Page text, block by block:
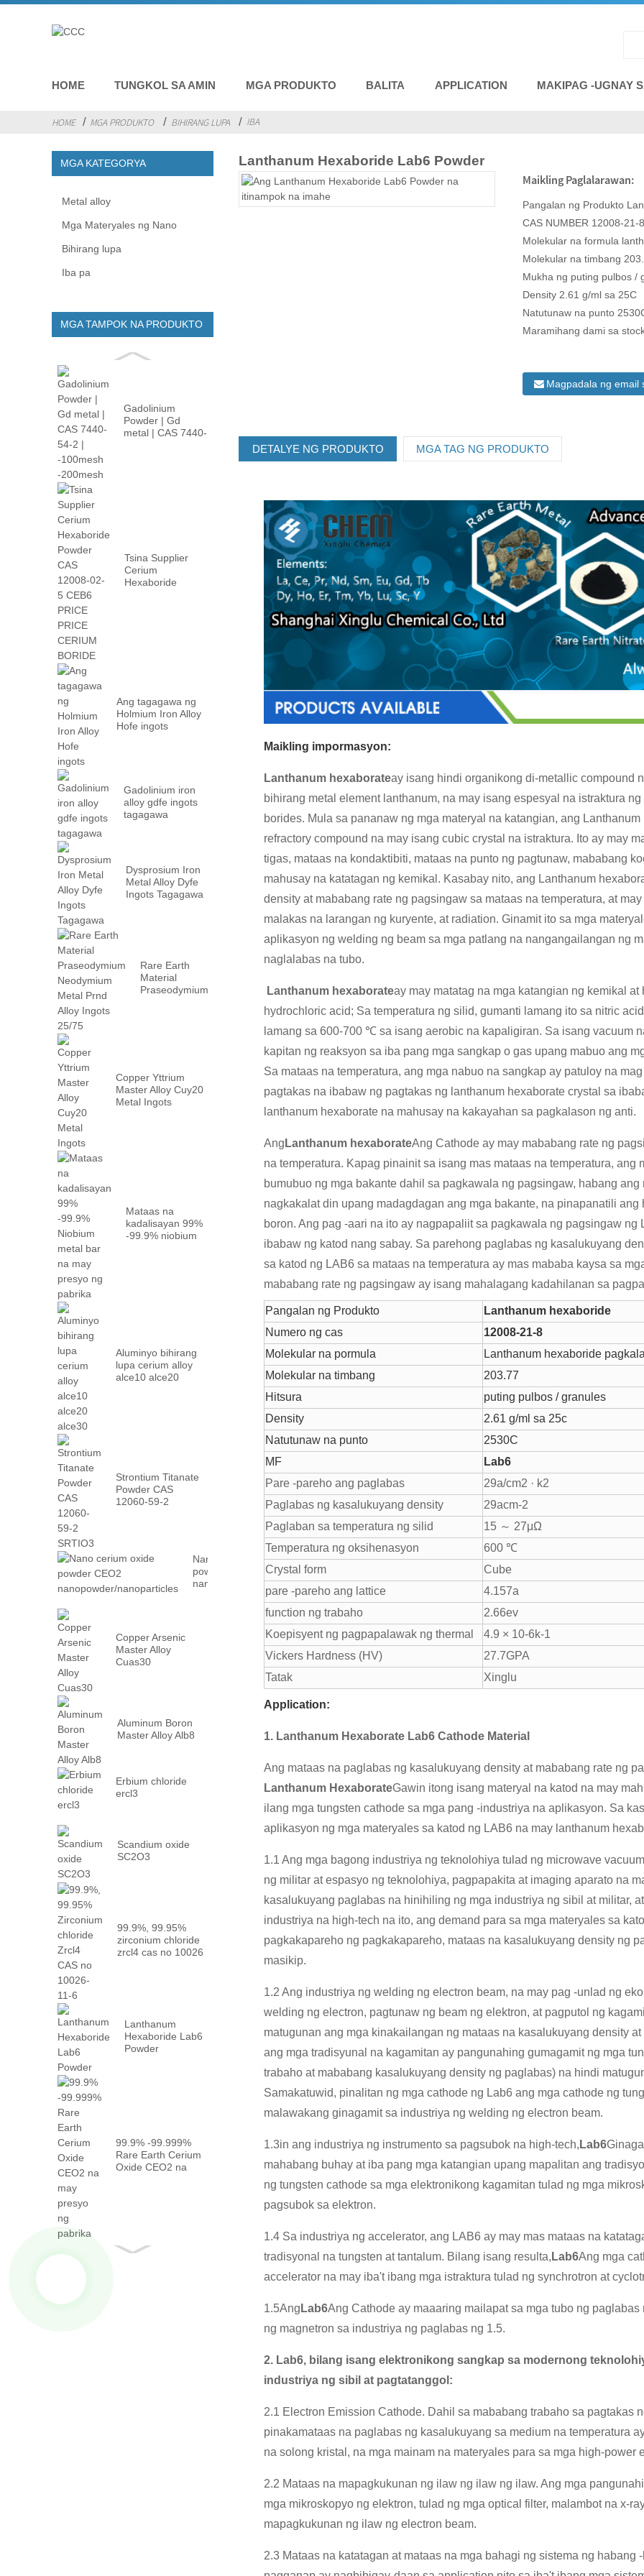
HOME TUNGKOL SA AMIN MGA PRODUKTO BALITA APPLICATION MAKIPAG -UGNAY
HOME MGA PRODUKTO BIHIRANG LUPA IBA
MGA KATEGORYA
Metal alloy
Mga Materyales ng Nano
Bihirang lupa
Iba pa
MGA TAMPOK NA PRODUKTO
Gadolinium
Powder | Gd
metal | CAS 7440-
Tsina Supplier
Cerium
Hexaboride
Ang tagagawa ng
Holmium Iron Alloy
Hofe ingots
Gadolinium iron
alloy gdfe ingots
tagagawa
Dysprosium Iron
Metal Alloy Dyfe
Ingots Tagagawa
Rare Earth
Material
Praseodymium
Copper Yttrium
Master Alloy Cuy20
Metal Ingots
Mataas na
kadalisayan 99%
-99.9% niobium
Aluminyo bihirang
lupa cerium alloy
alce10 alce20
Strontium Titanate
Powder CAS
12060-59-2
Nano cerium oxide
powder CEO2
nanopowder/nanoparticles
Copper Arsenic
Master Alloy
Cuas30
Aluminum Boron
Master Alloy Alb8
Erbium chloride
ercl3
Scandium oxide
SC2O3
99.9%, 99.95%
zirconium chloride
zrcl4 cas no 10026
Lanthanum
Hexaboride Lab6
Powder
99.9% -99.999%
Rare Earth Cerium
Oxide CEO2 na
Lanthanum Hexaboride Lab6 Powder
Maikling Paglalarawan:
Pangalan ng Produkto
CAS NUMBER 12008-21-
Molekular na formula
Molekular na timbang
Mukha ng puting pulbos /
Density 2.61 g/ml sa 25C
Natutunaw na punto
Maramihang dami sa
Magpadala ng email
DETALYE NG PRODUKTO MGA TAG NG PRODUKTO
Maikling impormasyon:
Lanthanum hexaborateay isang hindi organikong di-metallic compound
bihirang metal element lanthanum, na may isang espesyal na istraktura
borides. Mula sa pananaw ng mga materyal na katangian, ang
refractory compound na may isang cubic crystal na istraktura. Ito ay may
tigas, mataas na kondaktibiti, mataas na punto ng pagtunaw, mababang
mahusay na katatagan ng kemikal. Kasabay nito, ang Lanthanum
density at mababang rate ng pagsingaw sa mataas na temperatura, at
malakas na larangan ng kuryente, at radiation. Ginamit ito sa mga
aplikasyon ng welding ng beam sa mga patlang na nangangailangan ng
naglalabas na tubo.
Lanthanum hexaborateay may matatag na mga katangian ng kemikal
hydrochloric acid; Sa temperatura ng silid, gumanti lamang ito sa nitric
lamang sa 600-700 ℃ sa isang aerobic na kapaligiran. Sa isang vacuum
kapitan ng reaksyon sa iba pang mga sangkap o gas upang mabuo ang
Sa mataas na temperatura, ang mga nabuo na sangkap ay patuloy na
pagtakas na ibabaw ng pagtakas ng lanthanum hexaborate crystal sa
lanthanum hexaborate na mahusay na kakayahan sa pagkalason ng anti.
Ang Lanthanum hexaborateAng Cathode ay may mababang rate ng
na temperatura. Kapag pinainit sa isang mas mataas na temperatura,
bumubuo ng mga bakante dahil sa pagkawala ng pagsingaw, habang
nagkakalat din upang madagdagan ang mga bakante, na pinapanatili
boron. Ang pag -aari na ito ay nagpapaliit sa pagkawala ng pagsingaw
ibabaw ng katod nang sabay. Sa parehong paglabas ng kasalukuyang
sa katod ng LAB6 sa mataas na temperatura ay mas mababa kaysa sa
mababang rate ng pagsingaw ay isang mahalagang kadahilanan sa
Pangalan ng Produkto
Lanthanum hexaboride
Numero ng cas
12008-21-8
Molekular na pormula
Lanthanum hexaboride
Molekular na timbang
203.77
Hitsura
puting pulbos / granules
Density
2.61 g/ml sa 25c
Natutunaw na punto
2530C
MF
Lab6
Pare -pareho ang paglabas
29a/cm2 · k2
Paglabas ng kasalukuyang density
29acm-2
Paglaban sa temperatura ng silid
15 ～ 27μΩ
Temperatura ng oksihenasyon
600 ℃
Crystal form
Cube
pare -pareho ang lattice
4.157a
function ng trabaho
2.66ev
Koepisyent ng pagpapalawak ng thermal
4.9 × 10-6k-1
Vickers Hardness (HV)
27.7GPA
Tatak
Xinglu
Application:
1. Lanthanum Hexaborate Lab6 Cathode Material
Ang mataas na paglabas ng kasalukuyang density at mababang rate ng
Lanthanum HexaborateGawin itong isang materyal na katod na may
ilang mga tungsten cathode sa mga pang -industriya na aplikasyon. Sa
aplikasyon ng mga materyales sa katod ng LAB6 na may lanthanum
1.1 Ang mga bagong industriya ng teknolohiya tulad ng microwave
ng militar at espasyo ng teknolohiya, pagpapakita at imaging aparato na
kasalukuyang paglabas na hinihiling ng mga industriya ng sibil at militar,
industriya na high-tech na ito, ang demand para sa mga materyales sa
pagkakapareho ng pagkakapareho, mataas na kasalukuyang density ng
masikip.
1.2 Ang industriya ng welding ng electron beam, na may pag -unlad ng
welding ng electron, pagtunaw ng beam ng elektron, at pagputol ng
matugunan ang mga kinakailangan ng mataas na kasalukuyang density
ang mga tradisyunal na kagamitan ay pangunahing gumagamit ng mga
trabaho at mababang kasalukuyang density ng paglabas) na hindi
Samakatuwid, pinalitan ng mga cathode ng Lab6 ang mga cathode ng
malawakang ginagamit sa industriya ng welding ng electron beam.
1.3in ang industriya ng instrumento sa pagsubok na high-tech, Lab6
mahabang buhay at iba pang mga katangian upang mapalitan ang
ng tungsten cathode sa mga elektronikong kagamitan tulad ng mga
pagsubok sa elektron.
1.4 Sa industriya ng accelerator, ang LAB6 ay may mas mataas na
tradisyonal na tungsten at tantalum. Bilang isang resulta, Lab6Ang mga
accelerator na may iba't ibang mga istraktura tulad ng synchrotron at
1.5Ang Lab6Ang Cathode ay maaaring mailapat sa mga tubo ng
ng magnetron sa industriya ng paglabas ng 1.5.
2. Lab6, bilang isang elektronikong sangkap sa modernong
industriya ng sibil at pagtatanggol:
2.1 Electron Emission Cathode. Dahil sa mababang trabaho sa pagtakas
pinakamataas na paglabas ng kasalukuyang sa medium na temperatura
na solong kristal, na mga mainam na materyales para sa mga high-power
2.2 Mataas na mapagkukunan ng ilaw ng ilaw ng ilaw. Ang mga
mga mikroskopyo ng elektron, tulad ng mga optical filter, malambot na x-
mapagkukunan ng ilaw ng electron beam.
2.3 Mataas na katatagan at mataas na mga bahagi ng sistema ng habang